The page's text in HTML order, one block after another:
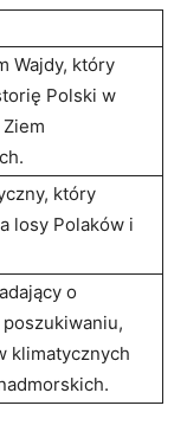
Wajdy, który⁣
⁣Polski w
który
losy Polaków i
o
klimatycznych